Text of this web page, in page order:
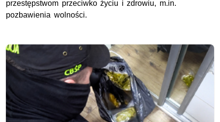
przestępstwom przeciwko życiu i zdrowiu, m.in.
pozbawienia wolności.